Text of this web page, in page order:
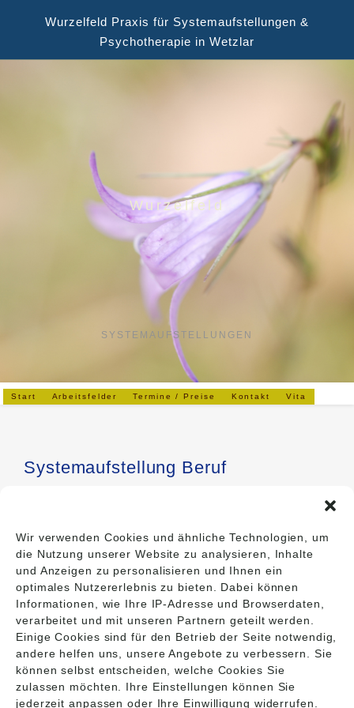
Wir verwenden Cookies und ähnliche Technologien, um
die Nutzung unserer Website zu analysieren, Inhalte
und Anzeigen zu personalisieren und Ihnen ein
optimales Nutzererlebnis zu bieten. Dabei können
Informationen, wie Ihre IP-Adresse und Browserdaten,
verarbeitet und mit unseren Partnern geteilt werden.
Einige Cookies sind für den Betrieb der Seite notwendig,
andere helfen uns, unsere Angebote zu verbessern. Sie
können selbst entscheiden, welche Cookies Sie
zulassen möchten. Ihre Einstellungen können Sie
jederzeit anpassen oder Ihre Einwilligung widerrufen.
Wurzelfeld Praxis für Systemaufstellungen &
Psychotherapie in Wetzlar
Wurzelfeld
SYSTEMAUFSTELLUNGEN
Start Arbeitsfelder Termine / Preise Kontakt Vita
Systemaufstellung Beruf
Burnout,
Mobbing,
Kündigung,
Vorgesetzten,
Sinnhaftigkeit und Berufung finden